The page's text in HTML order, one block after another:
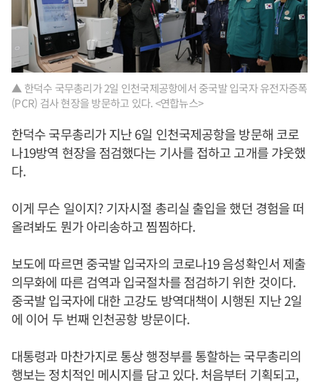
▲ 한덕수 국무총리가 2일 인천국제공항에서 중국발 입국자 유전자증폭
(PCR) 검사 현장을 방문하고 있다. <연합뉴스>
한덕수 국무총리가 지난 6일 인천국제공항을 방문해 코로
나19방역 현장을 점검했다는 기사를 접하고 고개를 갸웃했
다.
이게 무슨 일이지? 기자시절 총리실 출입을 했던 경험을 떠
올려봐도 뭔가 아리송하고 찜찜하다.
보도에 따르면 중국발 입국자의 코로나19 음성확인서 제출
의무화에 따른 검역과 입국절차를 점검하기 위한 것이다.
중국발 입국자에 대한 고강도 방역대책이 시행된 지난 2일
에 이어 두 번째 인천공항 방문이다.
대통령과 마찬가지로 통상 행정부를 통할하는 국무총리의
행보는 정치적인 메시지를 담고 있다. 처음부터 기획되고,